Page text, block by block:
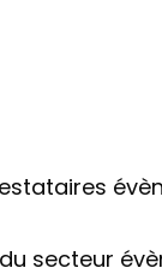
secteur